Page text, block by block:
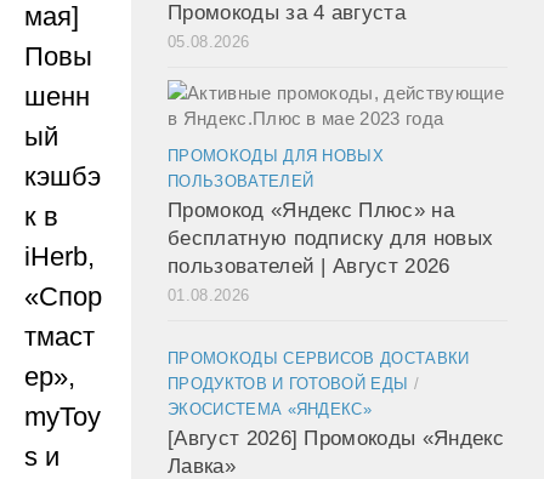
мая]
Повы
шенн
ый
кэшбэ
к в
iHerb,
«Спор
тмаст
ер»,
myToy
s и
Промокоды за 4 августа
05.08.2026
ПРОМОКОДЫ ДЛЯ НОВЫХ
ПОЛЬЗОВАТЕЛЕЙ
Промокод «Яндекс Плюс» на
бесплатную подписку для новых
пользователей | Август 2026
01.08.2026
ПРОМОКОДЫ СЕРВИСОВ ДОСТАВКИ
ПРОДУКТОВ И ГОТОВОЙ ЕДЫ /
ЭКОСИСТЕМА «ЯНДЕКС»
[Август 2026] Промокоды «Яндекс
Лавка»